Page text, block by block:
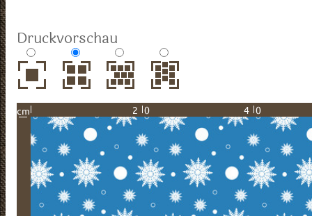
Druckvorschau
cm 20 40